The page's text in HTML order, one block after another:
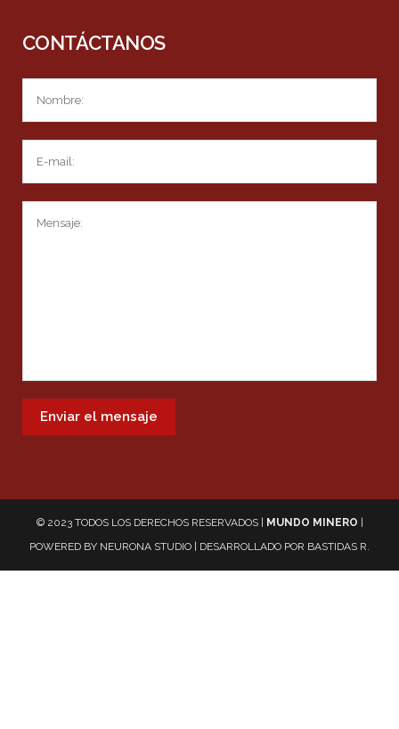
CONTÁCTANOS
© 2023 TODOS LOS DERECHOS RESERVADOS | MUNDO MINERO |
POWERED BY NEURONA STUDIO | DESARROLLADO POR BASTIDAS R.